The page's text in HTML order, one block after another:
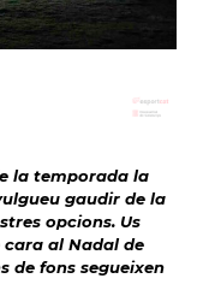
la temporada la
gaudir de la
opcions. Us
al Nadal de
de fons segueixen